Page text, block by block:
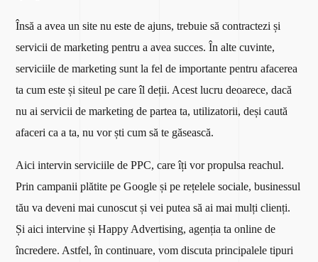
Însă a avea un site nu este de ajuns, trebuie să contractezi și
servicii de marketing pentru a avea succes. În alte cuvinte,
serviciile de marketing sunt la fel de importante pentru afacerea
ta cum este și siteul pe care îl deții. Acest lucru deoarece, dacă
nu ai servicii de marketing de partea ta, utilizatorii, deși caută
afaceri ca a ta, nu vor ști cum să te găsească.
Aici intervin serviciile de PPC, care îți vor propulsa reachul.
Prin campanii plătite pe Google și pe rețelele sociale, businessul
tău va deveni mai cunoscut și vei putea să ai mai mulți clienți.
Și aici intervine și Happy Advertising, agenția ta online de
încredere. Astfel, în continuare, vom discuta principalele tipuri